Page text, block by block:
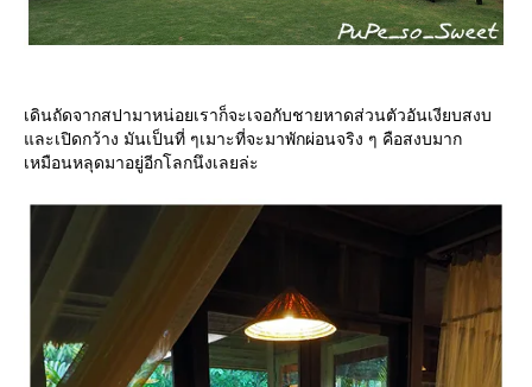
เดินถัดจากสปามาหน่อยเราก็จะเจอกับชายหาดส่วนตัวอันเงียบสงบ
ละเปิดกว้าง มันเป็นที่ ๆเมาะที่จะมาพักผ่อนจริง ๆ คือสงบมาก
เหมือนหลุดมาอยู่อีกโลกนึงเลยล่ะ